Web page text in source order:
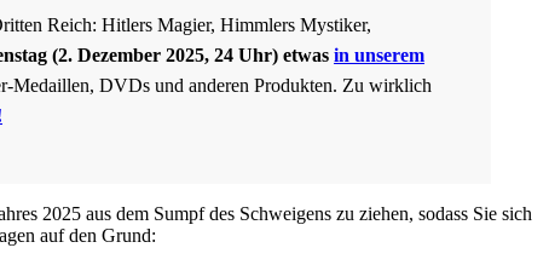
Reich: Hitlers Magier, Himmlers Mystiker,
(2. Dezember 2025, 24 Uhr) etwas in unserem
Medaillen, DVDs und anderen Produkten. Zu wirklich
2025 aus dem Sumpf des Schweigens zu ziehen, sodass Sie sich
auf den Grund: